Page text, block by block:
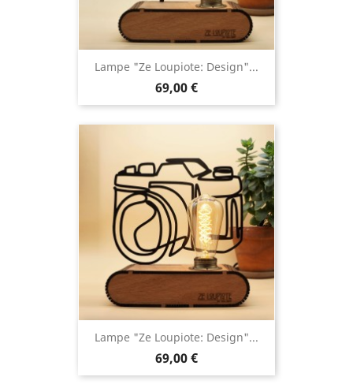
Lampe "Ze Loupiote: Design"...
69,00 €
Lampe "Ze Loupiote: Design"...
69,00 €